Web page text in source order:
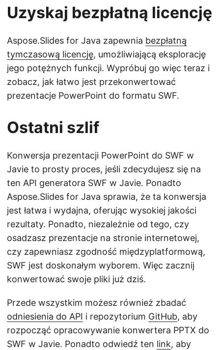
Uzyskaj bezpłatną licencję
Aspose.Slides for Java zapewnia bezpłatną
tymczasową licencję, umożliwiającą eksplorację
jego potężnych funkcji. Wypróbuj go więc teraz i
zobacz, jak łatwo jest przekonwertować
prezentacje PowerPoint do formatu SWF.
Ostatni szlif
Konwersja prezentacji PowerPoint do SWF w
Javie to prosty proces, jeśli zdecydujesz się na
ten API generatora SWF w Javie. Ponadto
Aspose.Slides for Java sprawia, że ta konwersja
jest łatwa i wydajna, oferując wysokiej jakości
rezultaty. Ponadto, niezależnie od tego, czy
osadzasz prezentacje na stronie internetowej,
czy zapewniasz zgodność międzyplatformową,
SWF jest doskonałym wyborem. Więc zacznij
konwertować swoje pliki już dziś.
Przede wszystkim możesz również zbadać
odniesienia do API i repozytorium GitHub, aby
rozpocząć opracowywanie konwertera PPTX do
SWF w Javie. Ponadto odwiedź ten link, aby